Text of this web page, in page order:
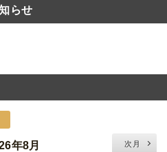
らせ
年8月 次月